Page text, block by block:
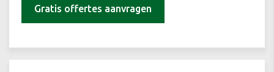
Gratis offertes aanvragen